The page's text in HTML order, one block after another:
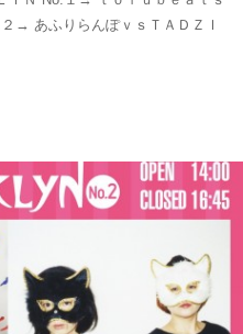
→ あふりらんぽｖｓＴＡＤＺＩ
MORE